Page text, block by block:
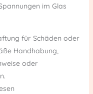
im Glas
für Schäden oder
Handhabung,
oder